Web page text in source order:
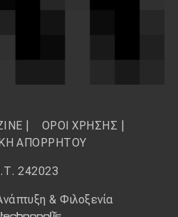
| ΟΡΟΙ ΧΡΗΣΗΣ
ΑΠΟΡΡΗΤΟΥ
242023
& Φιλοξενία